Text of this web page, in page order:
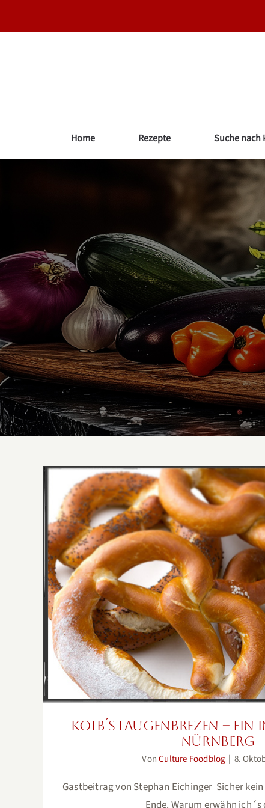
Home Rezepte Suche nach
Kolb´s Laugenbrezen – Ein
Nürnberg
Kolb´s Laugenbrezen –
Nürnberg
VonCulture Foodblog | 8.
Gastbeitrag von Stephan Eichinger Sicher